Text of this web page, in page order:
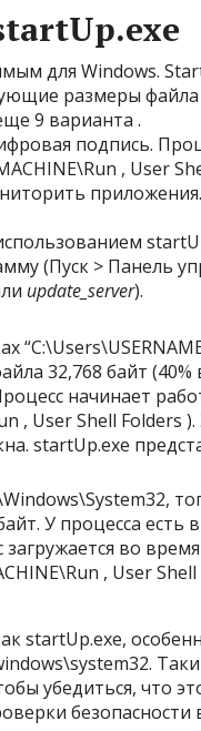
для Windows.
размеры
9 варианта .
подпись.
, User
(Пуск > Панель
update_server).
32,768 байт (40%
начинает
, User Shell Folders
startUp.exe
У процесса есть
во
, User
startUp.exe,
убедиться, что